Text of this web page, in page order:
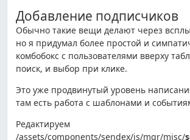
Добавление подписчиков
Обычно такие вещи делают через
но я придумал более простой и
комбобокс с пользователями вверху
поиск, и выбор при клике.
Это уже продвинутый уровень
там есть работа с шаблонами и
Редактируем
/assets/components/sendex/js/mgr/misc/